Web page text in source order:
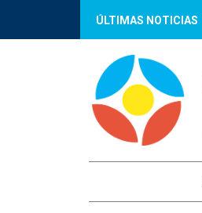
ÚLTIMAS NOTICIAS